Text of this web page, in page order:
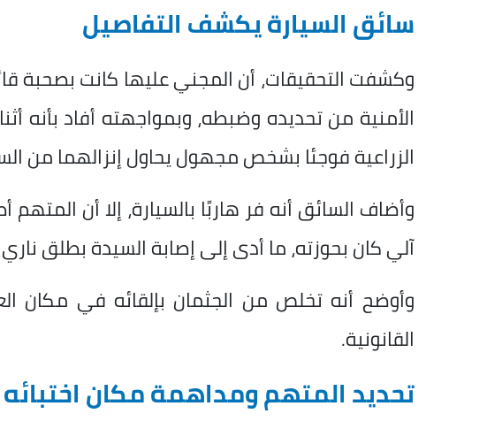
سائق السيارة يكشف التفاصيل
وكشفت التحقيقات، أن المجني عليها كانت بصحبة
الأمنية من تحديده وضبطه، وبمواجهته أفاد بأنه
الزراعية فوجئا بشخص مجهول يحاول إنزالهما من
وأضاف السائق أنه فر هاربًا بالسيارة، إلا أن
آلي كان بحوزته، ما أدى إلى إصابة السيدة بطلق
وأوضح أنه تخلص من الجثمان بإلقائه في مكان
القانونية.
تحديد المتهم ومداهمة مكان اختبائه